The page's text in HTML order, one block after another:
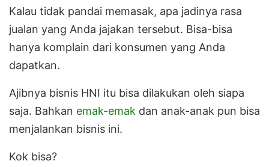
Kalau tidak pandai memasak, apa jadinya rasa
jualan yang Anda jajakan tersebut. Bisa-bisa
hanya komplain dari konsumen yang Anda
dapatkan.
Ajibnya bisnis HNI itu bisa dilakukan oleh siapa
saja. Bahkan emak-emak dan anak-anak pun bisa
menjalankan bisnis ini.
Kok bisa?